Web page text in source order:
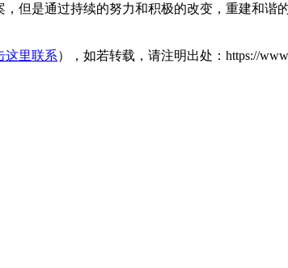
但是通过持续的努力和积极的改变，重建和谐
这里联系），如若转载，请注明出处：https://